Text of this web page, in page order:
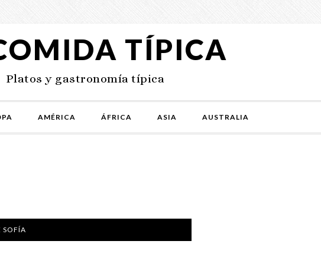
TÍPICA
Platos y gastronomía típica
AMÉRICA ÁFRICA ASIA AUSTRALIA
SOFÍA